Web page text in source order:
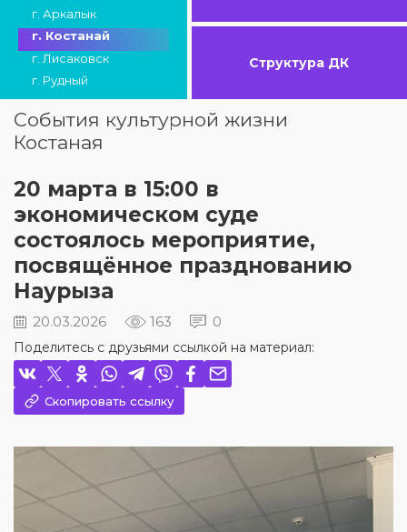
г. Аркалык
г. Костанай
г. Лисаковск
г. Рудный
Структура ДК
События культурной жизни
Костаная
20 марта в 15:00 в
экономическом суде
состоялось мероприятие,
посвящённое празднованию
Наурыза
20.03.2026 163 0
Поделитесь с друзьями ссылкой на материал:
Скопировать ссылку